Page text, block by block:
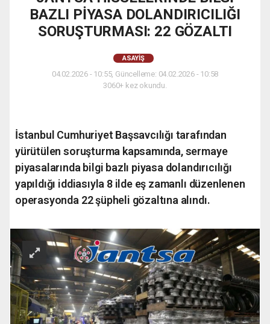
BAZLI PİYASA DOLANDIRICILIĞI
SORUŞTURMASI: 22 GÖZALTI
ASAYIŞ
04.02.2026 - 10:55, Güncelleme: 04.02.2026 - 10:58
3060+ kez okundu.
İstanbul Cumhuriyet Başsavcılığı tarafından
yürütülen soruşturma kapsamında, sermaye
piyasalarında bilgi bazlı piyasa dolandırıcılığı
yapıldığı iddiasıyla 8 ilde eş zamanlı düzenlenen
operasyonda 22 şüpheli gözaltına alındı.